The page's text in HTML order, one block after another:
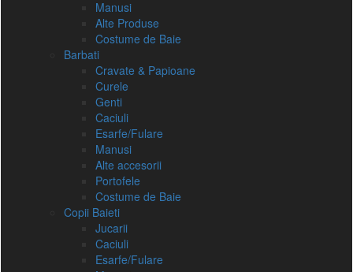
Manusi
Alte Produse
Costume de Baie
Barbati
Cravate & Papioane
Curele
Genti
Caciuli
Esarfe/Fulare
Manusi
Alte accesorii
Portofele
Costume de Baie
Copii Baieti
Jucarii
Caciuli
Esarfe/Fulare